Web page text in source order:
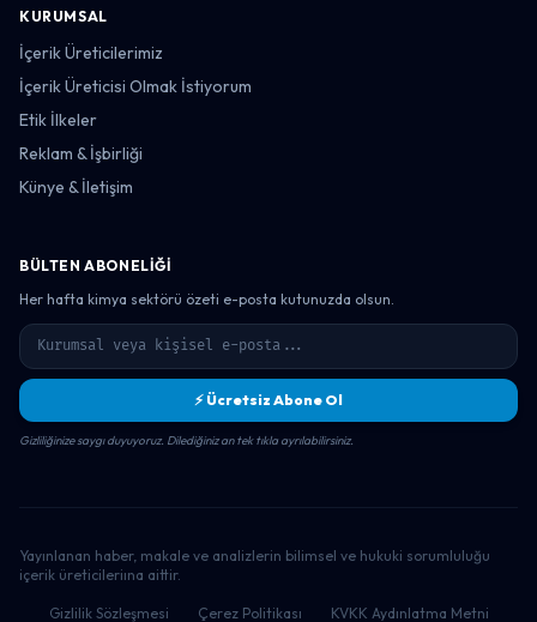
KURUMSAL
İçerik Üreticilerimiz
İçerik Üreticisi Olmak İstiyorum
Etik İlkeler
Reklam & İşbirliği
Künye & İletişim
BÜLTEN ABONELIĞI
Her hafta kimya sektörü özeti e-posta kutunuzda olsun.
⚡ Ücretsiz Abone Ol
Gizliliğinize saygı duyuyoruz. Dilediğiniz an tek tıkla ayrılabilirsiniz.
Yayınlanan haber, makale ve analizlerin bilimsel ve hukuki sorumluluğu
içerik üreticileriına aittir.
Gizlilik Sözleşmesi Çerez Politikası KVKK Aydınlatma Metni